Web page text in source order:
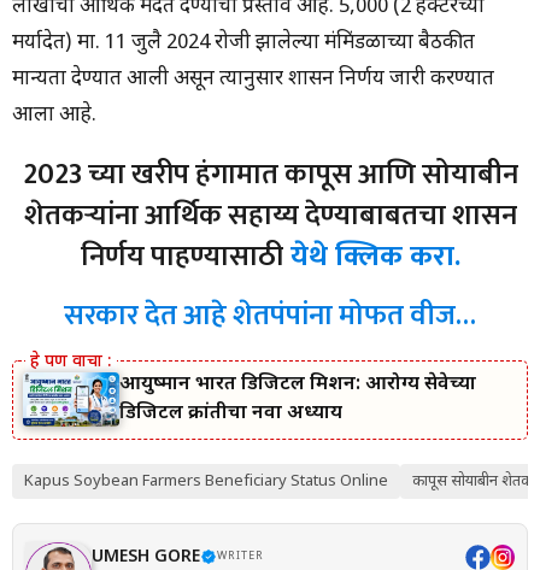
लाखांची आर्थिक मदत देण्याचा प्रस्ताव आहे. 5,000 (2 हेक्टरच्या
मर्यादेत) मा. 11 जुलै 2024 रोजी झालेल्या मंत्रिमंडळाच्या बैठकीत
मान्यता देण्यात आली असून त्यानुसार शासन निर्णय जारी करण्यात
आला आहे.
2023 च्या खरीप हंगामात कापूस आणि सोयाबीन
शेतकऱ्यांना आर्थिक सहाय्य देण्याबाबतचा शासन
निर्णय पाहण्यासाठीयेथे क्लिक करा.
सरकार देत आहे शेतपंपांना मोफत वीज…
आयुष्मान भारत डिजिटल मिशन: आरोग्य सेवेच्या
डिजिटल क्रांतीचा नवा अध्याय
Kapus Soybean Farmers Beneficiary Status Online कापूस सोयाबीन
UMESH GORE WRITER